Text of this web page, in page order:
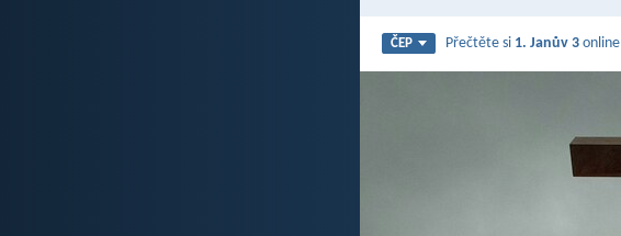
ČEP Přečtěte si 1. Janův 3 online